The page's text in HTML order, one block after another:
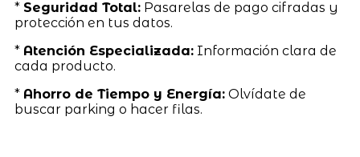
* Seguridad Total:Pasarelas de pago cifradas y
protección en tus datos.
* Atención Especializada:Información clara de
cada producto.
* Ahorro de Tiempo y Energía:Olvídate de
buscar parking o hacer filas.